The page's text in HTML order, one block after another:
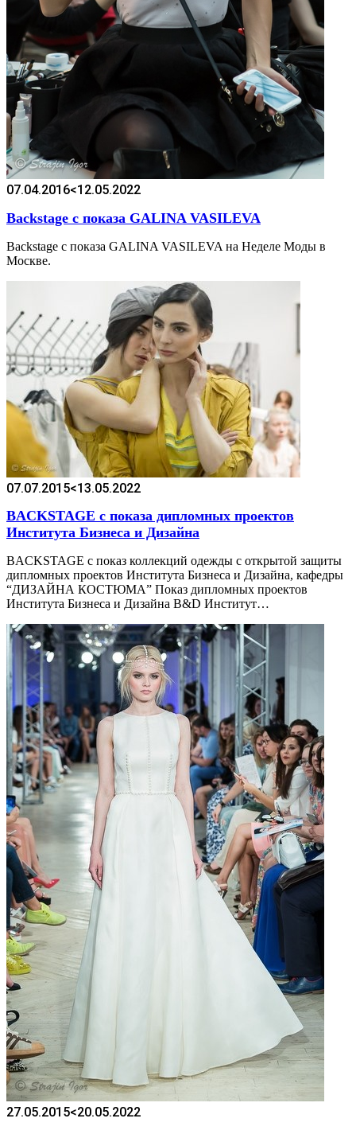
07.04.2016<12.05.2022
Backstage с показа GALINA VASILEVA
Backstage с показа GALINA VASILEVA на Неделе Моды в
Москве.
07.07.2015<13.05.2022
BACKSTAGE с показа дипломных проектов
Института Бизнеса и Дизайна
BACKSTAGE c показ коллекций одежды с открытой защиты
дипломных проектов Института Бизнеса и Дизайна, кафедры
“ДИЗАЙНА КОСТЮМА” Показ дипломных проектов
Института Бизнеса и Дизайна B&D Институт…
27.05.2015<20.05.2022